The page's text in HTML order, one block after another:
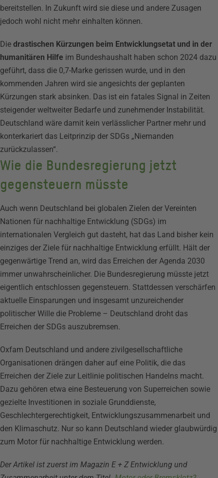
bereitstellen. In Zukunft wird sie diese und andere Zusagen
jedoch wohl nicht mehr einhalten können.
Die drastischen Kürzungen beim Entwicklungsetat und in der
humanitären Hilfe im Bundeshaushalt haben schon 2024 dazu
geführt, dass die 0,7-Marke gerissen wurde, und in den
kommenden Jahren wird sie angesichts der geplanten
Kürzungen stark absinken. Das ist ein fatales Signal in Zeiten
steigender weltweiter Bedarfe und zunehmender Instabilität.
Deutschland wäre damit kein verlässlicher Partner mehr und
konterkariert das Leitprinzip der SDGs „Niemanden
zurückzulassen“.
Wie die Bundesregierung jetzt
gegensteuern müsste
Auch wenn Deutschland bei globalen Zielen der Vereinten
Nationen für nachhaltige Entwicklung (SDGs) im
internationalen Vergleich gut dasteht, hat das Land bisher kein
einziges der Ziele für nachhaltige Entwicklung erfüllt. Hält der
gegenwärtige Trend an, wird das Erreichen der Agenda 2030
immer unwahrscheinlicher. Die Bundesregierung müsste jetzt
eigentlich entschlossen gegensteuern. Stattdessen verschärfen
aktuelle Einsparungen und insgesamt unzureichender
politischer Wille die Probleme – Deutschland droht das
Erreichen der SDGs auszubremsen.
Oxfam Deutschland und andere zivilgesellschaftliche
Organisationen drängen daher auf eine Politik, die das
Erreichen der Ziele zur Leitlinie politischen Handelns macht.
Dazu gehören etwa eine Besteuerung von Superreichen sowie
gezielte Investitionen in soziale Grunddienste,
Geschlechtergerechtigkeit, Entwicklungszusammenarbeit und
den Klimaschutz. Nur so kann Deutschland wieder glaubwürdig
zum Motor für nachhaltige Entwicklung werden.
Der Artikel ist zuerst im Magazin E + Z Entwicklung und